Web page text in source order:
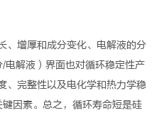
、增厚和成分变化、电解液的分
/电解液）界面也对循环稳定性产
、完整性以及电化学和热力学稳
键因素。总之，循环寿命短是硅